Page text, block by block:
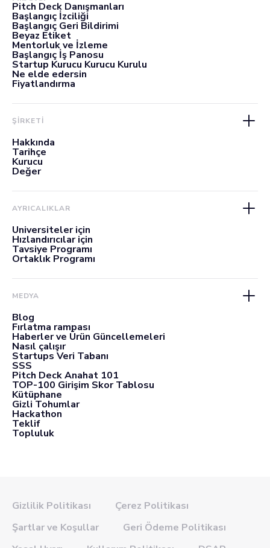
Pitch Deck Danışmanları
Başlangıç İzciliği
Başlangıç Geri Bildirimi
Beyaz Etiket
Mentorluk ve İzleme
Başlangıç İş Panosu
Startup Kurucu Kurucu Kurulu
Ne elde edersin
Fiyatlandırma
ŞİRKETİ
Hakkında
Tarihçe
Kurucu
Değer
AYRICALIKLAR
Üniversiteler için
Hızlandırıcılar için
Tavsiye Programı
Ortaklık Programı
MEDYA
Blog
Fırlatma rampası
Haberler ve Ürün Güncellemeleri
Nasıl çalışır
Startups Veri Tabanı
SSS
Pitch Deck Anahat 101
TOP-100 Girişim Skor Tablosu
Kütüphane
Gizli Tohumlar
Hackathon
Teklif
Topluluk
Gizlilik Politikası
Çerez Politikası
Şartlar ve Koşullar
Geri Ödeme Politikası